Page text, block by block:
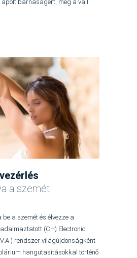
ápolt barnaságért, még a váll
a szemét
be a szemét és élvezze a
(CH) Electronic
rendszer világújdonságként
hangutasításokkal történő